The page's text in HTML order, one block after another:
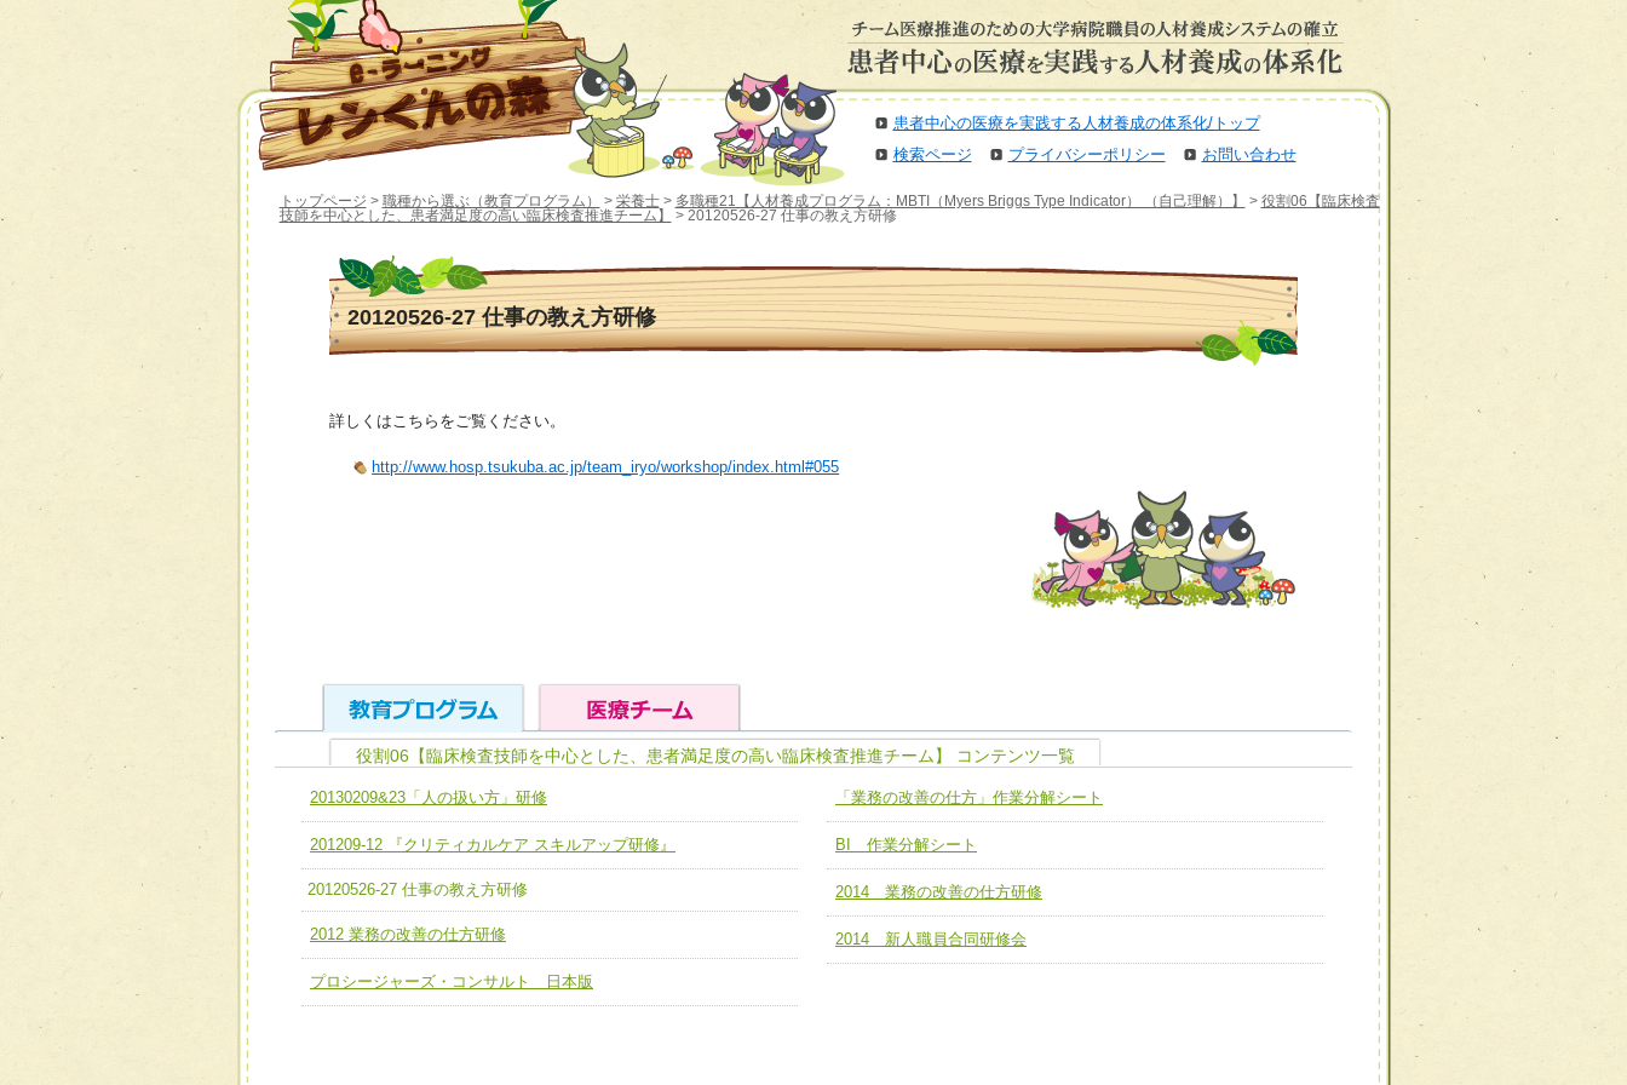
患者中心の医療を実践する人材養成の体系化/トップ
検索ページ
プライバシーポリシー お問い合わせ
トップページ > 職種から選ぶ（教育プログラム） > 栄養士> 多職種21【人材養成プログラム：MBTI（Myers Briggs Type Indicator） （自己理解）】 > 役割06【臨床検査
技師を中心とした、患者満足度の高い臨床検査推進チーム】
> 20120526-27 仕事の教え方研修
20120526-27 仕事の教え方研修
詳しくはこちらをご覧ください。
http://www.hosp.tsukuba.ac.jp/team_iryo/workshop/index.html#055
ユニット１ 医療人としての基礎能力
全人的医療を実践する医療人として、必要な基礎能力を身につ
ける
ユニット２ チーム医療構成力
ユニット３ 多職種連携力
他職種の視点とスキルを学び、相互理解と連携を深める
ユニット４ 専門能力拡大・向上
各職種のスキルを拡大・向上させ、新たな可能性を広げる
人材養成のためのマネジメントおよび効果的な指導ができる
チーム01【病院内横断的問題解決チーム】
チーム02【地域医療連携推進による高度医療を必要とする在
宅患者等支援チーム】
チーム03【癌患者服薬サポートチーム】
チーム04【口腔ケアチーム】
チーム14【苦情・クレーム・暴力対応支援チーム】
チーム15【人材養成エキスパートチーム】
役割06【臨床検査技師を中心とした、患者満足度の高い臨床検査推進チーム】 コンテンツ一覧
20130209&23「人の扱い方」研修
201209-12 『クリティカルケア スキルアップ研修』
20120526-27 仕事の教え方研修
2012 業務の改善の仕方研修
プロシージャーズ・コンサルト 日本版
「業務の改善の仕方」作業分解シート
BI 作業分解シート
2014 業務の改善の仕方研修
2014 新人職員合同研修会